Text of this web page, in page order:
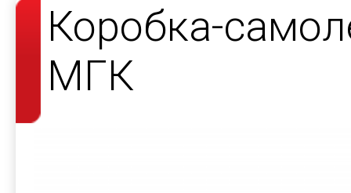
Коробка-
МГК